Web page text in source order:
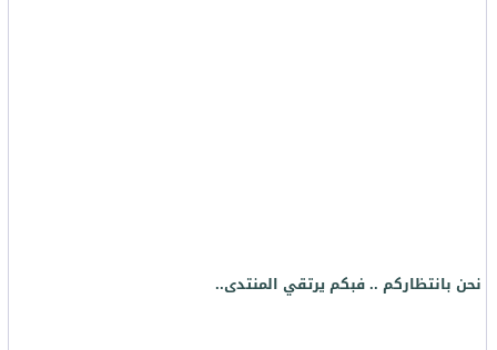
نحن بانتظاركم .. فبكم يرتقي المنتدى..